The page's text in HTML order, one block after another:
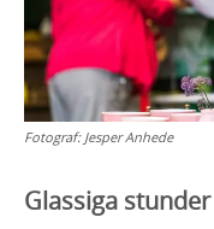
Fotograf: Jesper Anhede
Glassiga